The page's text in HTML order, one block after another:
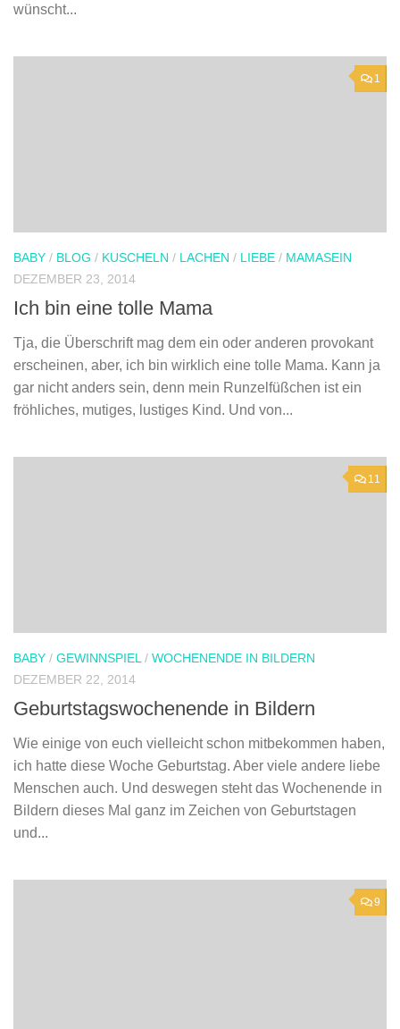
wünscht...
1
BABY / BLOG / KUSCHELN / LACHEN / LIEBE / MAMASEIN
DEZEMBER 23, 2014
Ich bin eine tolle Mama
Tja, die Überschrift mag dem ein oder anderen provokant
erscheinen, aber, ich bin wirklich eine tolle Mama. Kann ja
gar nicht anders sein, denn mein Runzelfüßchen ist ein
fröhliches, mutiges, lustiges Kind. Und von...
11
BABY / GEWINNSPIEL / WOCHENENDE IN BILDERN
DEZEMBER 22, 2014
Geburtstagswochenende in Bildern
Wie einige von euch vielleicht schon mitbekommen haben,
ich hatte diese Woche Geburtstag. Aber viele andere liebe
Menschen auch. Und deswegen steht das Wochenende in
Bildern dieses Mal ganz im Zeichen von Geburtstagen
und...
9